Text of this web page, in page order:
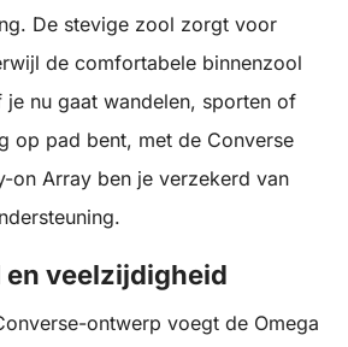
De stevige zool zorgt voor
de comfortabele binnenzool
nu gaat wandelen, sporten of
op pad bent, met de Converse
on Array ben je verzekerd van
veelzijdigheid
ontwerp voegt de Omega